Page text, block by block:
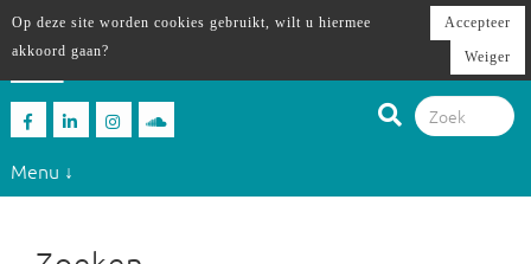
Menu ↓
Op deze site worden cookies gebruikt, wilt u hiermee
akkoord gaan?
Accepteer
Weiger